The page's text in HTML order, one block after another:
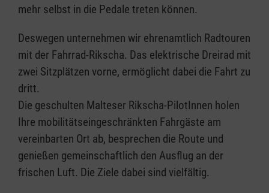
mehr selbst in die Pedale treten können.
Deswegen unternehmen wir ehrenamtlich Radtouren
mit der Fahrrad-Rikscha. Das elektrische Dreirad mit
zwei Sitzplätzen vorne, ermöglicht dabei die Fahrt zu
dritt.
Die geschulten Malteser Rikscha-PilotInnen holen
Ihre mobilitätseingeschränkten Fahrgäste am
vereinbarten Ort ab, besprechen die Route und
genießen gemeinschaftlich den Ausflug an der
frischen Luft. Die Ziele dabei sind vielfältig.